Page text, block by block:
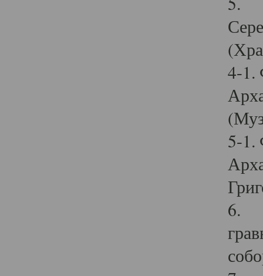
4-1.
5-1.
6.